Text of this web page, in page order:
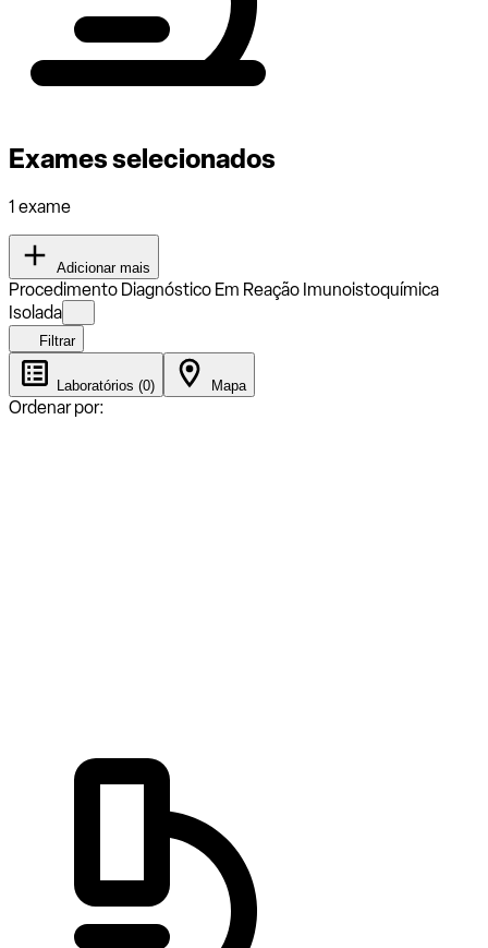
Exames selecionados
1 exame
Adicionar mais
Procedimento Diagnóstico Em Reação Imunoistoquímica
Isolada
Filtrar
Laboratórios (0) Mapa
Ordenar por: